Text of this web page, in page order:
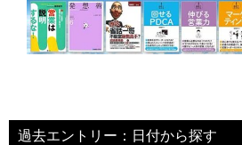
過去エントリー：日付から探す